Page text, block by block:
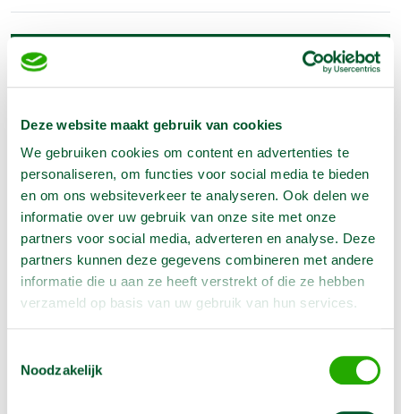
Deze website maakt gebruik van cookies
We gebruiken cookies om content en advertenties te
personaliseren, om functies voor social media te bieden
en om ons websiteverkeer te analyseren. Ook delen we
informatie over uw gebruik van onze site met onze
partners voor social media, adverteren en analyse. Deze
partners kunnen deze gegevens combineren met andere
informatie die u aan ze heeft verstrekt of die ze hebben
verzameld op basis van uw gebruik van hun services.
Noodzakelijk
Producteigenschappen
Lengte
3 m
Hoogte
1 m
Omschrijving
Deze dakrand-val-beveiliging is geschikt voor platte
daken. Een goedgekeurde dakrand-val-beveiliging is
dakwerkzaamheden die boven de 2.5 m hoogte moeten
worden